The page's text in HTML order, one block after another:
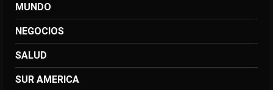
MUNDO
NEGOCIOS
SALUD
SUR AMERICA